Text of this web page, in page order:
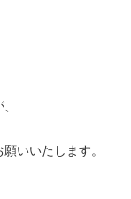
いいたします。